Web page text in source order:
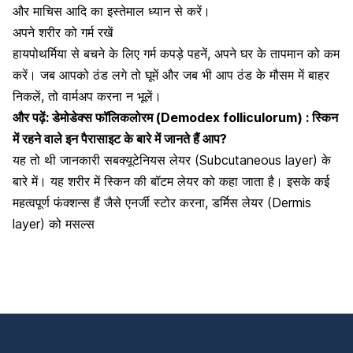
औरमाचिस आदि का इस्तेमाल ध्यान से करें।
अपने शरीर को गर्म रखें
हायपोथर्मिया से बचने के लिए गर्म कपड़े पहनें, अपने घर के तापमान को कम
करें। जब आपको ठंड लगे तो घूमें और जब भी आप ठंड के मौसम में बाहर
निकलें, तो वार्मअप करना न भूलें।
और पढ़ें:डेमोडेक्स फॉलिकलोरम (Demodex folliculorum) : स्किन
में रहने वाले इन पैरासाइट के बारे में जानते हैं आप?
यह तो थी जानकारी सबक्यूटेनियस लेयर (Subcutaneous layer) के
बारे में। यह शरीर में स्किन की बॉटम लेयर को कहा जाता है। इसके कई
महत्वपूर्ण फंक्शन्स हैं जैसेएनर्जी स्टोर करना, डर्मिस लेयर (Dermis
layer) को मसल्स